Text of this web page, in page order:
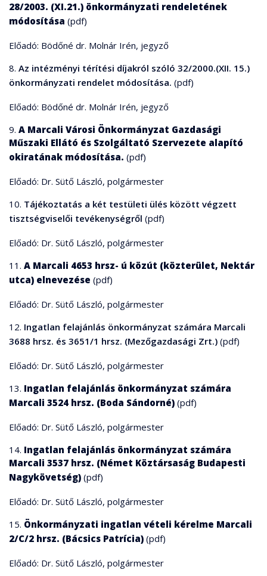
28/2003. (XI.21.) önkormányzati rendeletének
módosítása (pdf)
Előadó: Bödőné dr. Molnár Irén, jegyző
8. Az intézményi térítési díjakról szóló 32/2000.(XII. 15.)
önkormányzati rendelet módosítása. (pdf)
Előadó: Bödőné dr. Molnár Irén, jegyző
9. A Marcali Városi Önkormányzat Gazdasági
Műszaki Ellátó és Szolgáltató Szervezete alapító
okiratának módosítása. (pdf)
Előadó: Dr. Sütő László, polgármester
10. Tájékoztatás a két testületi ülés között végzett
tisztségviselői tevékenységről (pdf)
Előadó: Dr. Sütő László, polgármester
11. A Marcali 4653 hrsz- ú közút (közterület, Nektár
utca) elnevezése (pdf)
Előadó: Dr. Sütő László, polgármester
12. Ingatlan felajánlás önkormányzat számára Marcali
3688 hrsz. és 3651/1 hrsz. (Mezőgazdasági Zrt.) (pdf)
Előadó: Dr. Sütő László, polgármester
13. Ingatlan felajánlás önkormányzat számára
Marcali 3524 hrsz. (Boda Sándorné) (pdf)
Előadó: Dr. Sütő László, polgármester
14. Ingatlan felajánlás önkormányzat számára
Marcali 3537 hrsz. (Német Köztársaság Budapesti
Nagykövetség) (pdf)
Előadó: Dr. Sütő László, polgármester
15. Önkormányzati ingatlan vételi kérelme Marcali
2/C/2 hrsz. (Bácsics Patrícia) (pdf)
Előadó: Dr. Sütő László, polgármester